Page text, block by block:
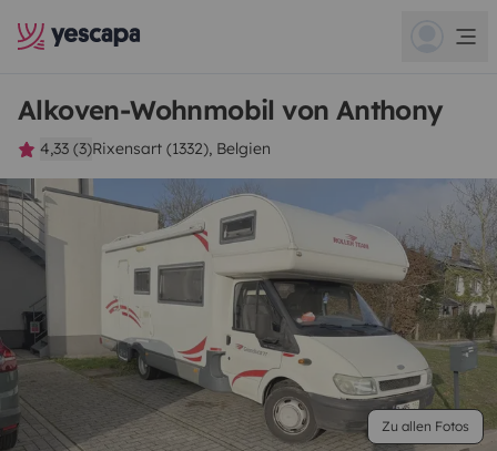
Alkoven-Wohnmobil von Anthony
4,33 (3)Rixensart (1332), Belgien
Zu allen Fotos